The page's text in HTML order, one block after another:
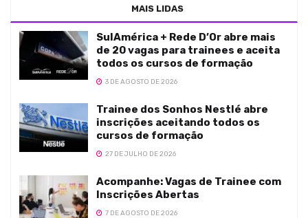
MAIS LIDAS
SulAmérica + Rede D’Or abre mais
de 20 vagas para trainees e aceita
todos os cursos de formação
3 DE AGOSTO DE 2026
Trainee dos Sonhos Nestlé abre
inscrições aceitando todos os
cursos de formação
27 DE JULHO DE 2026
Acompanhe: Vagas de Trainee com
Inscrições Abertas
7 DE AGOSTO DE 2026